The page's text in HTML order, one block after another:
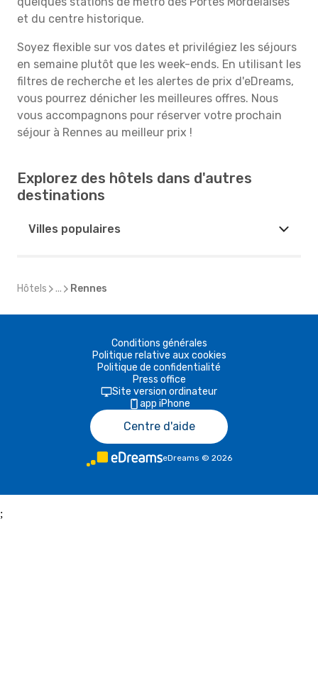
et du centre historique.
Soyez flexible sur vos dates et privilégiez les séjours
en semaine plutôt que les week-ends. En utilisant les
filtres de recherche et les alertes de prix d'eDreams,
vous pourrez dénicher les meilleures offres. Nous
vous accompagnons pour réserver votre prochain
séjour à Rennes au meilleur prix !
Explorez des hôtels dans d'autres
destinations
Villes populaires
Hôtels ... Rennes
Conditions générales
Politique relative aux cookies
Politique de confidentialité
Press office
Site version ordinateur
app iPhone
Centre d'aide
eDreams © 2026
;